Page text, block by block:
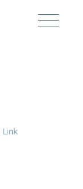
Link